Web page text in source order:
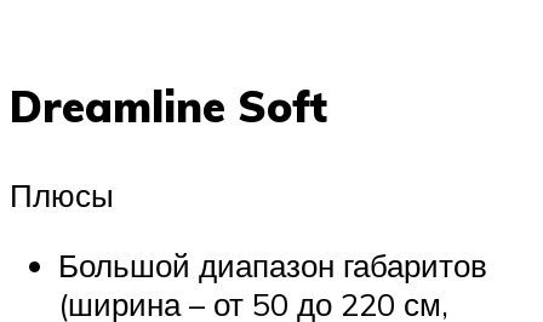
Dreamline Soft
Плюсы
Большой диапазон габаритов
(ширина – от 50 до 220 см,